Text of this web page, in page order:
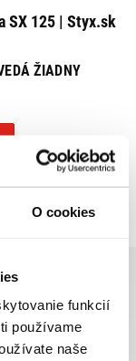
O cookies
funkcií
používame
naše
SX 125 | Styx.sk
ŽIADNY
ZADARMO pre